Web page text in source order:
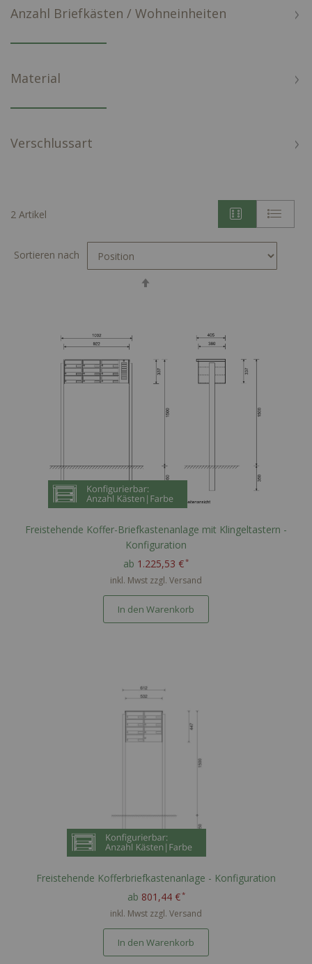
Anzahl Briefkästen / Wohneinheiten
Material
Verschlussart
2 Artikel
Sortieren nach
Reihenfolge
Freistehende Koffer-Briefkastenanlage mit Klingeltastern -
Konfiguration
ab 1.225,53 €
inkl. Mwst zzgl. Versand
In den Warenkorb
Freistehende Kofferbriefkastenanlage - Konfiguration
ab 801,44 €
inkl. Mwst zzgl. Versand
In den Warenkorb